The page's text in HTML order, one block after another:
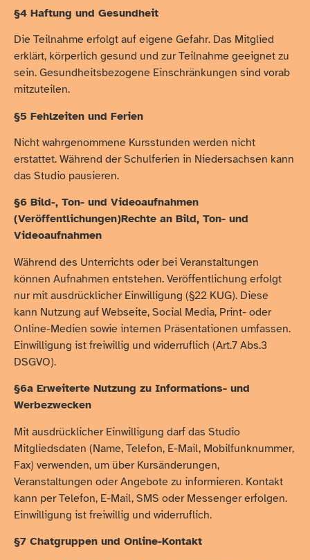
§4 Haftung und Gesundheit
Die Teilnahme erfolgt auf eigene Gefahr. Das Mitglied
erklärt, körperlich gesund und zur Teilnahme geeignet zu
sein. Gesundheitsbezogene Einschränkungen sind vorab
mitzuteilen.
§5 Fehlzeiten und Ferien
Nicht wahrgenommene Kursstunden werden nicht
erstattet. Während der Schulferien in Niedersachsen kann
das Studio pausieren.
§6 Bild-, Ton- und Videoaufnahmen
(Veröffentlichungen)Rechte an Bild, Ton- und
Videoaufnahmen
Während des Unterrichts oder bei Veranstaltungen
können Aufnahmen entstehen. Veröffentlichung erfolgt
nur mit ausdrücklicher Einwilligung (§22 KUG). Diese
kann Nutzung auf Webseite, Social Media, Print- oder
Online-Medien sowie internen Präsentationen umfassen.
Einwilligung ist freiwillig und widerruflich (Art.7 Abs.3
DSGVO).
§6a Erweiterte Nutzung zu Informations- und
Werbezwecken
Mit ausdrücklicher Einwilligung darf das Studio
Mitgliedsdaten (Name, Telefon, E-Mail, Mobilfunknummer,
Fax) verwenden, um über Kursänderungen,
Veranstaltungen oder Angebote zu informieren. Kontakt
kann per Telefon, E-Mail, SMS oder Messenger erfolgen.
Einwilligung ist freiwillig und widerruflich.
§7 Chatgruppen und Online-Kontakt